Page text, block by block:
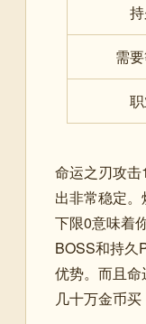
需
命运之刃攻
出非常稳定
下限0意味着
BOSS和持久
优势。而且
几十万金币买